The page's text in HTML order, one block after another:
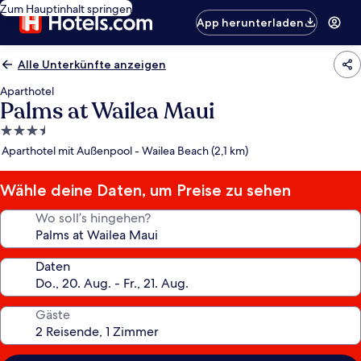
Zum Hauptinhalt springen
App herunterladen
Alle Unterkünfte anzeigen
Aparthotel
Palms at Wailea Maui
3.5-
Sterne-
Aparthotel mit Außenpool - Wailea Beach (2,1 km)
Wähle deine Daten, um Preise zu sehen
Wo soll’s hingehen?
Daten
Gäste